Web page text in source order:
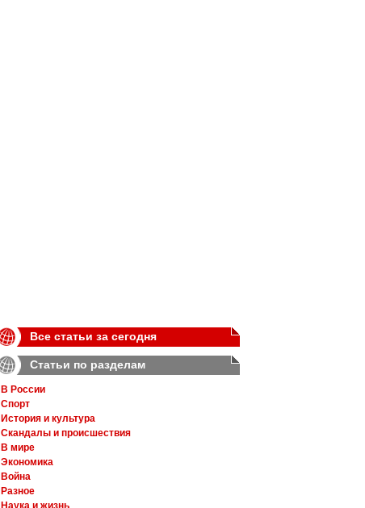
Все статьи за сегодня
Статьи по разделам
В России
Спорт
История и культура
Скандалы и происшествия
В мире
Экономика
Война
Разное
Наука и жизнь